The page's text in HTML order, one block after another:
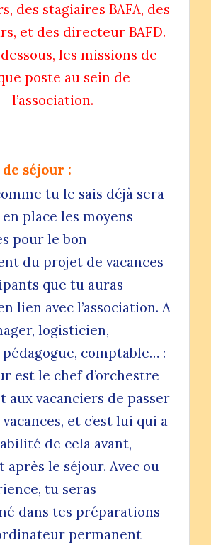
des stagiaires BAFA, des
et des directeur BAFD.
les missions de
poste au sein de
l’association.
séjour :
tu le sais déjà sera
place les moyens
pour le bon
du projet de vacances
que tu auras
lien avec l’association. A
logisticien,
comptable… :
est le chef d’orchestre
aux vacanciers de passer
et c’est lui qui a
de cela avant,
après le séjour. Avec ou
tu seras
dans tes préparations
permanent